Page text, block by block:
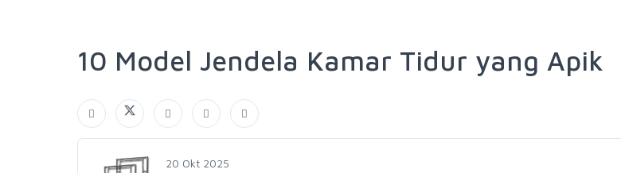
10 Model Jendela Kamar Tidur yang Apik
20 Okt 2025